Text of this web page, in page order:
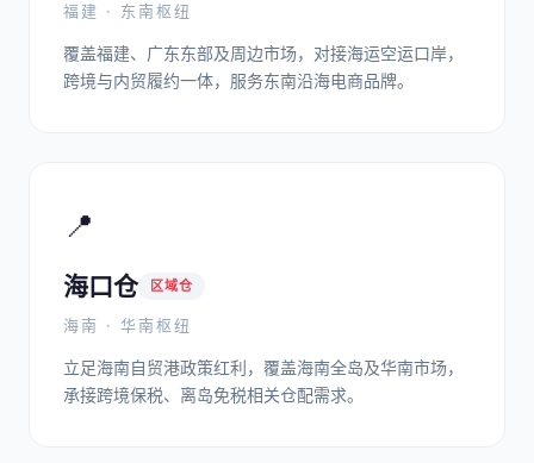
福建 · 东南枢纽
覆盖福建、广东东部及周边市场，对接海运空运口岸，
跨境与内贸履约一体，服务东南沿海电商品牌。
📍
海口仓 区域仓
海南 · 华南枢纽
立足海南自贸港政策红利，覆盖海南全岛及华南市场，
承接跨境保税、离岛免税相关仓配需求。